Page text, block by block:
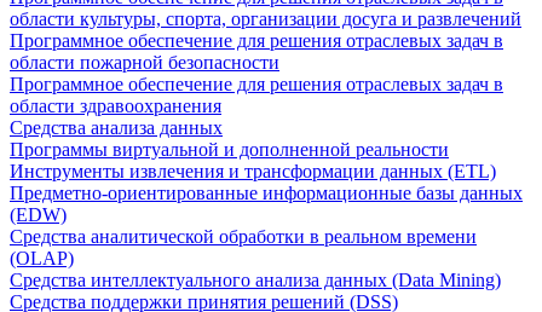
области культуры, спорта, организации досуга и развлечений
Программное обеспечение для решения отраслевых задач в
области пожарной безопасности
Программное обеспечение для решения отраслевых задач в
области здравоохранения
Средства анализа данных
Программы виртуальной и дополненной реальности
Инструменты извлечения и трансформации данных (ETL)
Предметно-ориентированные информационные базы данных
(EDW)
Средства аналитической обработки в реальном времени
(OLAP)
Средства интеллектуального анализа данных (Data Mining)
Средства поддержки принятия решений (DSS)